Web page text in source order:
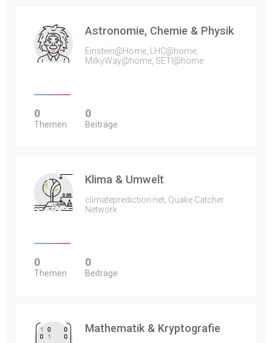
Astronomie, Chemie & Physik
Einstein@Home, LHC@home,
MilkyWay@home, SETI@home
0
Themen
0
Beiträge
Klima & Umwelt
climateprediction.net, Quake Catcher
Network
0
Themen
0
Beiträge
Mathematik & Kryptografie